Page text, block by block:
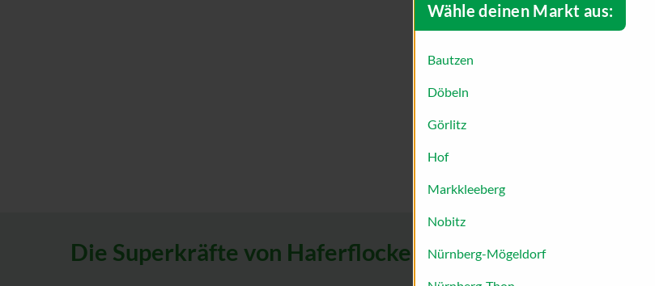
Die Superkräfte von Haferflocken
Wähle deinen Markt aus:
Bautzen
Döbeln
Görlitz
Hof
Markkleeberg
Nobitz
Nürnberg-Mögeldorf